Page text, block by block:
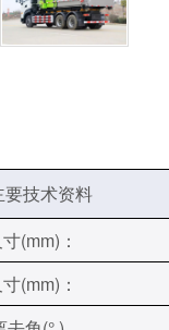
技术资料
(mm)：
(mm)：